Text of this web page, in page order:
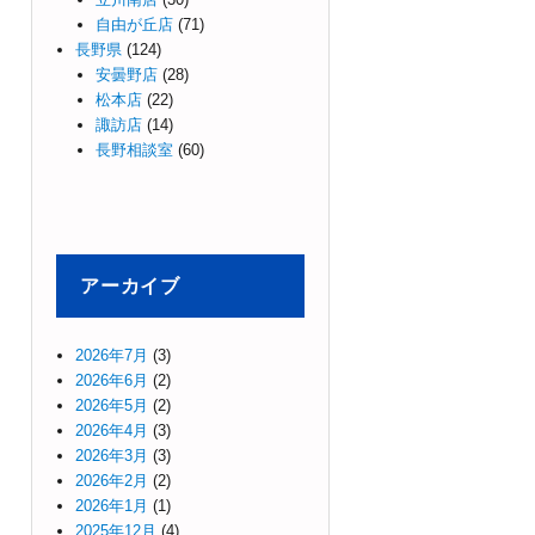
自由が丘店(71)
長野県 (124)
安曇野店(28)
松本店(22)
諏訪店(14)
長野相談室(60)
アーカイブ
2026年7月 (3)
2026年6月 (2)
2026年5月 (2)
2026年4月 (3)
2026年3月 (3)
2026年2月 (2)
2026年1月 (1)
2025年12月 (4)